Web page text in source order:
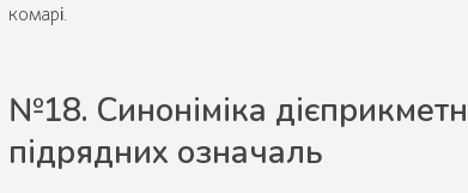
комарі.
№18. Синоніміка
підрядних означаль